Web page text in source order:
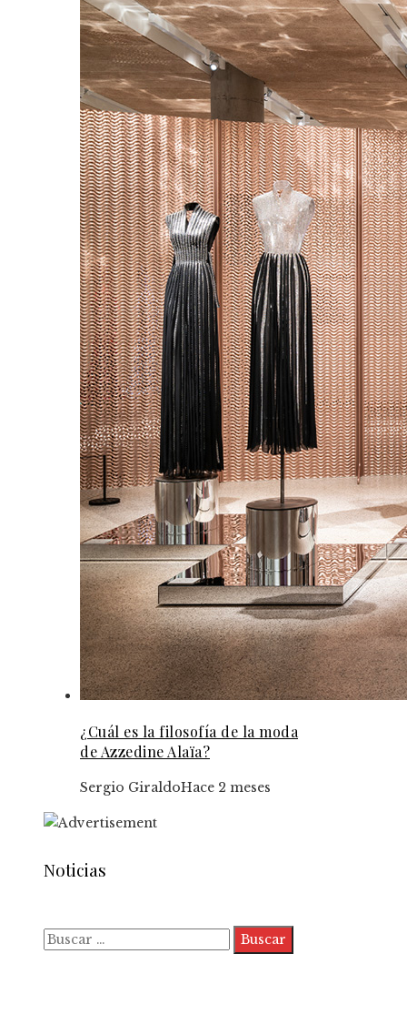
¿Cuál es la filosofía de la moda
de Azzedine Alaïa?
Sergio GiraldoHace 2 meses
Noticias
Buscar: